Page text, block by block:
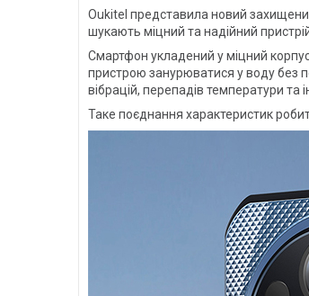
Oukitel представила новий
шукають міцний та надійний
Смартфон укладений у міцний
пристрою занурюватися у воду без
вібрацій, перепадів температури та
Таке поєднання характеристик